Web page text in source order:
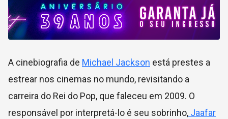
A cinebiografia de Michael Jackson está prestes a
estrear nos cinemas no mundo, revisitando a
carreira do Rei do Pop, que faleceu em 2009. O
responsável por interpretá-lo é seu sobrinho, Jaafar